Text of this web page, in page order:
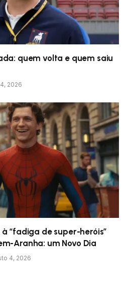
quem volta e quem saiu
2026
“fadiga de super-heróis”
Aranha: um Novo Dia
4, 2026